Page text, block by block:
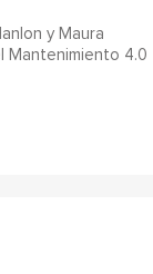
y Maura
Mantenimiento 4.0